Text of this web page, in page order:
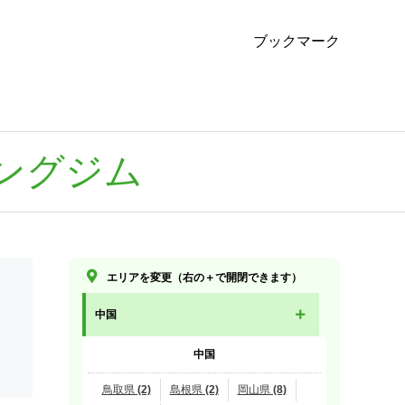
ブックマーク
グジム
エリアを変更（右の＋で開閉できます）
中国
中国
鳥取県 (2) 島根県 (2)
岡山県 (8)